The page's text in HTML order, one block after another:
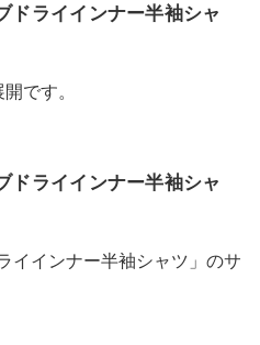
ドライインナー半袖シャ
です。
ドライインナー半袖シャ
イインナー半袖シャツ」のサ